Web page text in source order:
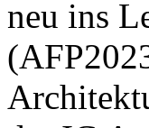
neu ins